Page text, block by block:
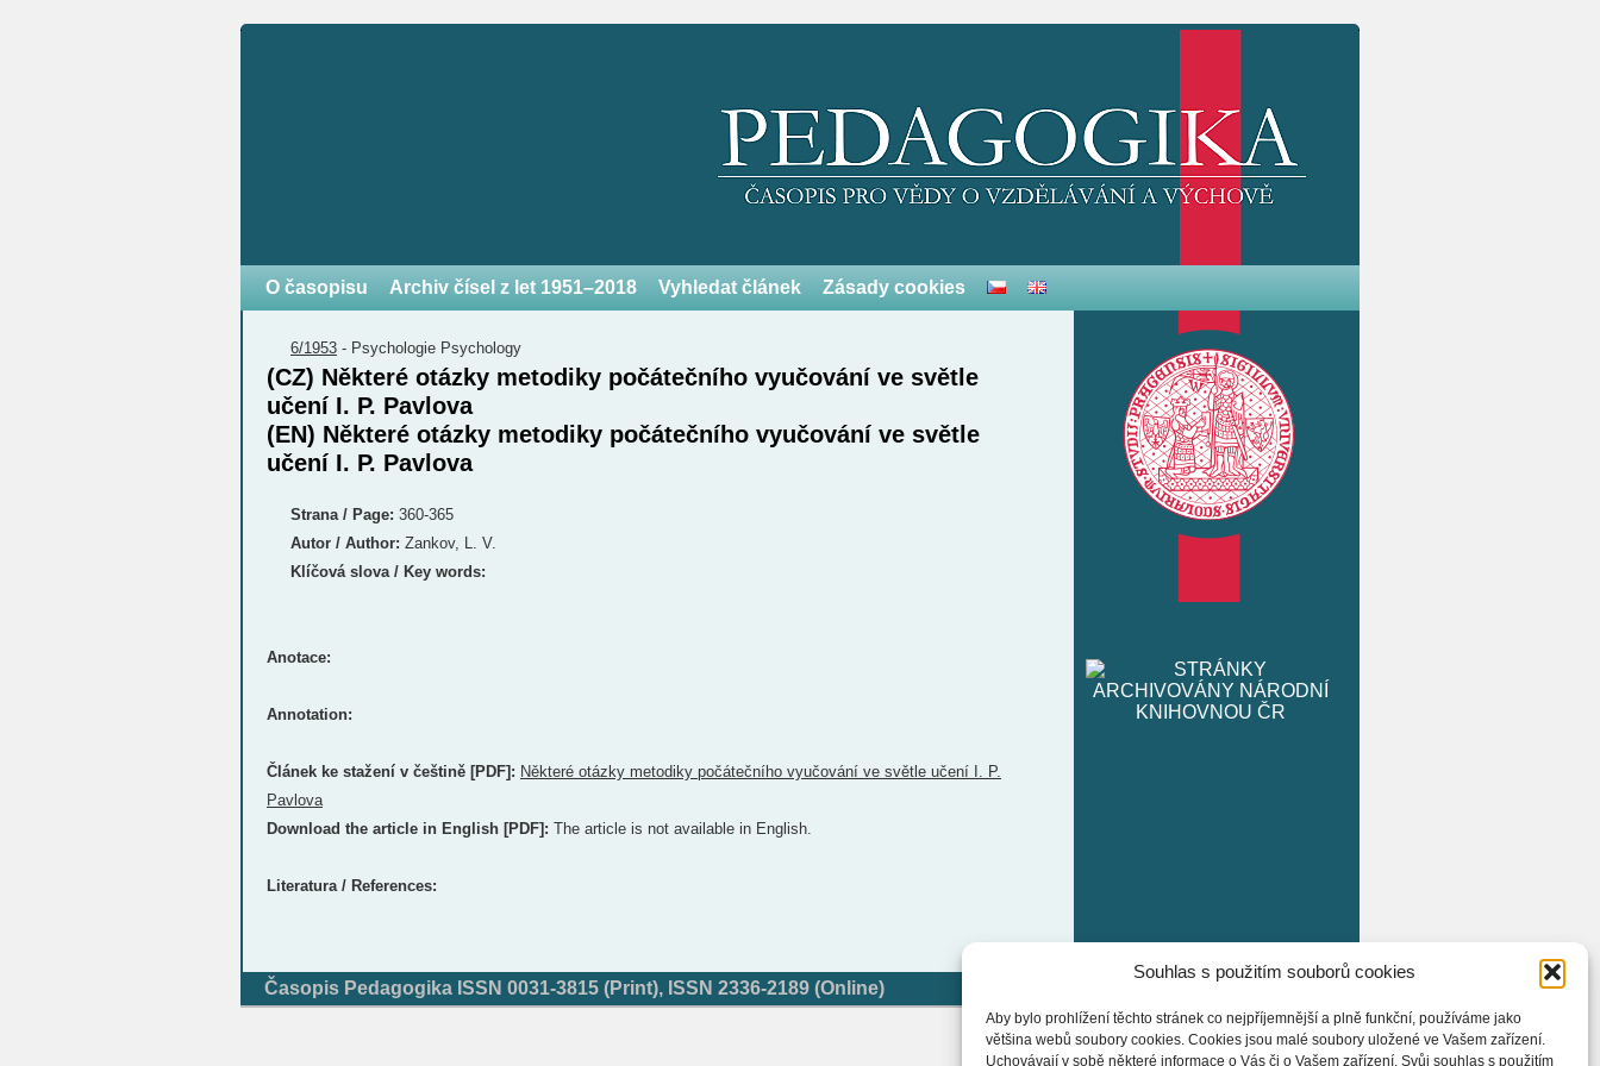
Souhlas s použitím souborů cookies
Aby bylo prohlížení těchto stránek co nejpříjemnější a plně funkční, používáme jako
většina webů soubory cookies. Cookies jsou malé soubory uložené ve Vašem zařízení.
Uchovávají v sobě některé informace o Vás či o Vašem zařízení. Svůj souhlas s použitím
O časopisu Archiv čísel z let 1951–2018 Vyhledat článek Zásady cookies
6/1953 - Psychologie Psychology
(CZ) Některé otázky metodiky počátečního vyučování ve světle
učení I. P. Pavlova
(EN) Některé otázky metodiky počátečního vyučování ve světle
učení I. P. Pavlova
Strana / Page: 360-365
Autor / Author: Zankov, L. V.
Klíčová slova / Key words:
Anotace:
Annotation:
Článek ke stažení v češtině [PDF]: Některé otázky metodiky počátečního vyučování ve světle učení I. P.
Pavlova
Download the article in English [PDF]: The article is not available in English.
Literatura / References:
Časopis Pedagogika ISSN 0031-3815 (Print), ISSN 2336-2189 (Online)